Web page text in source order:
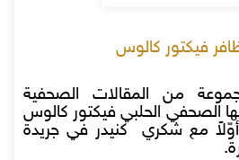
فيكتور كالوس
من المقالات الصحفية
الصحفي الحلبي فيكتور كالوس
مع شكري كنيدر في جريدة